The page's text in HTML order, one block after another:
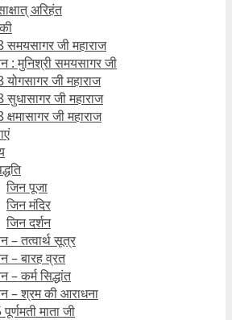
अरिहंत
समयसागर जी महाराज
: मुनिश्री समयसागर जी
योगसागर जी महाराज
सुधासागर जी महाराज
जी महाराज
जिन पूजा
जिन मंदिर
जिन दर्शन
– तत्वार्थ सूत्र
– बारह व्रत
– कर्म सिद्धांत
– श्रम की आराधना
माता जी